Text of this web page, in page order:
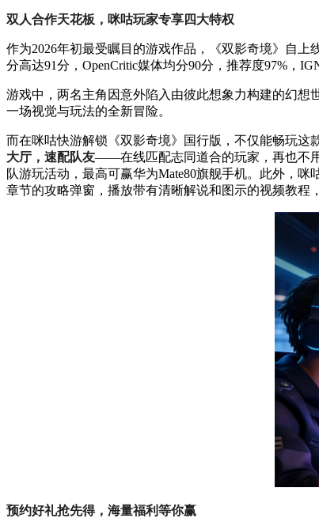
双人合作天花板，咪咕玩家专享四大特权
作为2026年初最受瞩目的游戏作品，《双影奇境》自
分高达91分，OpenCritic媒体均分90分，推荐度97%，
游戏中，两名主角因意外陷入由彼此想象力构建的幻
一场视觉与玩法的全新冒险。
而在咪咕快游解锁《双影奇境》国行版，不仅能畅玩这
大厅，速配队友——在线匹配志同道合的玩家，再也不用
队游玩活动，最高可赢华为Mate80旗舰手机。此外，咪
章节的攻略弹窗，播放带有清晰解说和图示的视频教程
预约好礼抢先得，海量福利等你赢